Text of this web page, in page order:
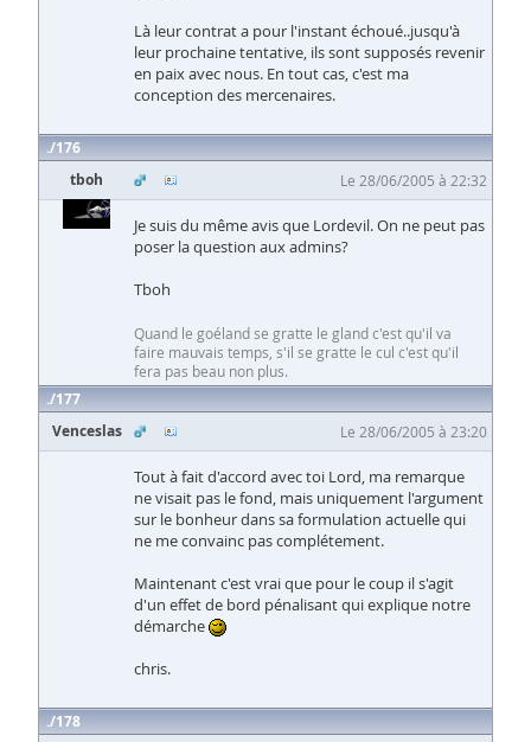
Là leur contrat a pour l'instant échoué..jusqu'à
leur prochaine tentative, ils sont supposés revenir
en paix avec nous. En tout cas, c'est ma
conception des mercenaires.
176
tboh
Le 28/06/2005 à 22:32
Je suis du même avis que Lordevil. On ne peut pas
poser la question aux admins?
Tboh
Quand le goéland se gratte le gland c'est qu'il va
faire mauvais temps, s'il se gratte le cul c'est qu'il
fera pas beau non plus.
177
Venceslas
Le 28/06/2005 à 23:20
Tout à fait d'accord avec toi Lord, ma remarque
ne visait pas le fond, mais uniquement l'argument
sur le bonheur dans sa formulation actuelle qui
ne me convainc pas complétement.
Maintenant c'est vrai que pour le coup il s'agit
d'un effet de bord pénalisant qui explique notre
démarche
chris.
178